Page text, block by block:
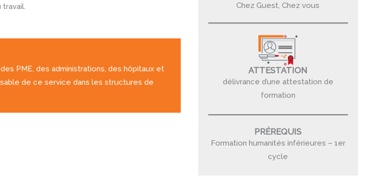
PME, des administrations, des hôpitaux et
de ce service dans les structures de
Chez Guest, Chez vous
ATTESTATION
délivrance d’une attestation de
formation
PRÉREQUIS
Formation humanités inférieures – 1er
cycle